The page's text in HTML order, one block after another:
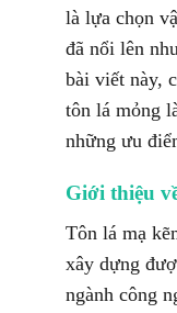
là lựa chọn
đã nổi lên
bài viết này,
tôn lá mỏng
những ưu
Giới thiệu
Tôn lá mạ
xây dựng
ngành công